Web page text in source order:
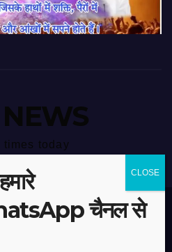
times today
| Theme: Newspaperex byThemeansar
Us
चैनल से